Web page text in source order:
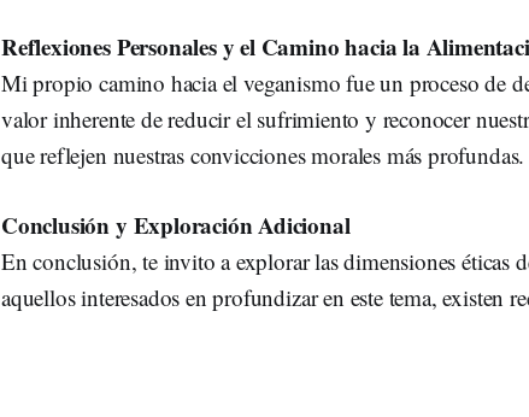
Reflexiones Personales y el Camino hacia la
Mi propio camino hacia el veganismo fue un proceso de
valor inherente de reducir el sufrimiento y reconocer
que reflejen nuestras convicciones morales más profundas.
Conclusión y Exploración Adicional
En conclusión, te invito a explorar las dimensiones éticas
aquellos interesados en profundizar en este tema, existen